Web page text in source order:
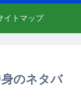
イトマップ
のネタバ